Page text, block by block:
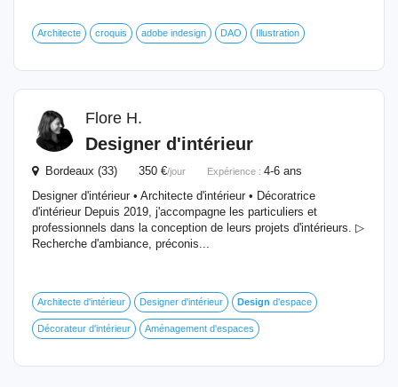
Architecte croquis adobe indesign DAO Illustration
Flore H.
Designer d'intérieur
Bordeaux (33) 350 €/jour Expérience : 4-6 ans
Designer d'intérieur • Architecte d'intérieur • Décoratrice
d'intérieur Depuis 2019, j'accompagne les particuliers et
professionnels dans la conception de leurs projets d'intérieurs. ▷
Recherche d'ambiance, préconis...
Architecte d'intérieur Designer d'intérieur Design d'espace
Décorateur d'intérieur Aménagement d'espaces